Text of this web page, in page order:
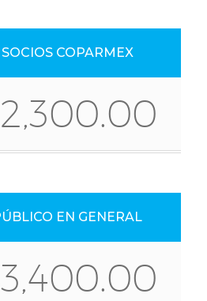
SOCIOS COPARMEX
EN GENERAL